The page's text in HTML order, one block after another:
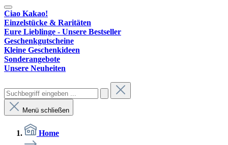
Ciao Kakao!
Einzelstücke & Raritäten
Eure Lieblinge - Unsere Bestseller
Geschenkgutscheine
Kleine Geschenkideen
Sonderangebote
Unsere Neuheiten
Menü schließen
Home